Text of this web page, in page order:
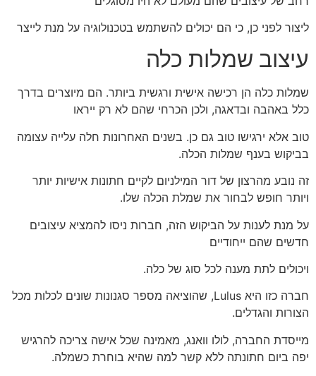
ליצור לפני כן, כי הם יכולים להשתמש בטכנולוגיה על מנת לייצר
עיצוב שמלות כלה
שמלות כלה הן רכישה אישית ורגשית ביותר. הם מיוצרים בדרך
כלל באהבה ובדאגה, ולכן הכרחי שהם לא רק ייראו
טוב אלא ירגישו טוב גם כן. בשנים האחרונות חלה עלייה עצומה
בביקוש בענף שמלות הכלה.
זה נובע מהרצון של דור המילניום לקיים חתונות אישיות יותר
ויותר חופש לבחור את שמלת הכלה שלו.
על מנת לענות על הביקוש הזה, חברות ניסו להמציא עיצובים
חדשים שהם ייחודיים
ויכולים לתת מענה לכל סוג של כלה.
חברה כזו היא Lulus, שהוציאה מספר סגנונות שונים לכלות מכל
הצורות והגדלים.
מייסדת החברה, לולו וואנג, מאמינה שכל אישה צריכה להרגיש
יפה ביום חתונתה ללא קשר למה שהיא בוחרת כשמלה.